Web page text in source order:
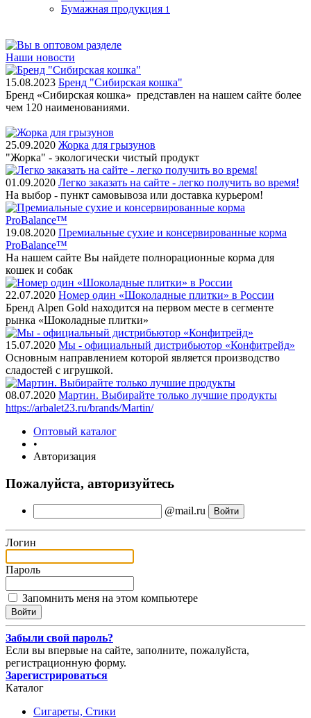
Бумажная продукция 1
Наши новости
15.08.2023 Бренд "Сибирская кошка"
Бренд «Сибирская кошка» представлен на нашем сайте более
чем 120 наименованиями.
25.09.2020 Жорка для грызунов
"Жорка" - экологически чистый продукт
01.09.2020 Легко заказать на сайте - легко получить во время!
На выбор - пункт самовывоза или доставка курьером!
19.08.2020 Премиальные сухие и консервированные корма
ProBalance™
На нашем сайте Вы найдете полнорационные корма для
кошек и собак
22.07.2020 Номер один «Шоколадные плитки» в России
Бренд Alpen Gold находится на первом месте в сегменте
рынка «Шоколадные плитки»
15.07.2020 Мы - официальный дистрибьютор «Конфитрейд»
Основным направлением которой является производство
сладостей с игрушкой.
08.07.2020 Мартин. Выбирайте только лучшие продукты
https://arbalet23.ru/brands/Martin/
Оптовый каталог
•
Авторизация
Пожалуйста, авторизуйтесь
@mail.ru
Логин
Пароль
Запомнить меня на этом компьютере
Забыли свой пароль?
Если вы впервые на сайте, заполните, пожалуйста,
регистрационную форму.
Зарегистрироваться
Каталог
Сигареты, Стики